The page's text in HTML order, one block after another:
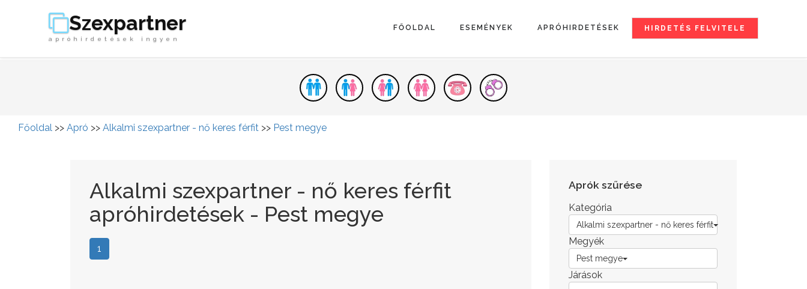
Szexpartner
apróhirdetések ingyen
HIRDETÉS FELVITELE
FŐOLDAL ESEMÉNYEK APRÓHIRDETÉSEK
Főoldal >> Apró >> Alkalmi szexpartner - nő keres férfit >> Pest megye
Alkalmi szexpartner - nő keres férfit
apróhirdetések - Pest megye
1
Aprók szűrése
Kategória
Alkalmi szexpartner - nő keres férfit
Megyék
Pest megye
Járások